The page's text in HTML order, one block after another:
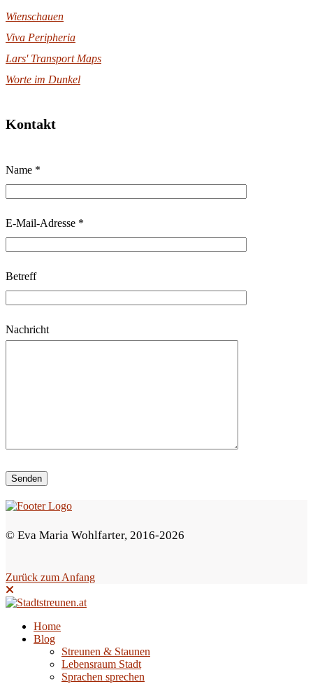
Wienschauen
Viva Peripheria
Lars' Transport Maps
Worte im Dunkel
Kontakt
t
t
e
a
s
s
e
s
e
l
l
e
Name *
E-Mail-Adresse *
Betreff
Nachricht
© Eva Maria Wohlfarter, 2016-2026
Zurück zum Anfang
Home
Blog
Streunen & Staunen
Lebensraum Stadt
Sprachen sprechen